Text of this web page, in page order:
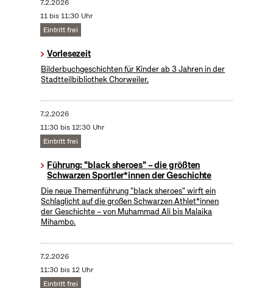
7.2.2026
11 bis 11:30 Uhr
Eintritt frei
Vorlesezeit
Bilderbuchgeschichten für Kinder ab 3 Jahren in der
Stadtteilbibliothek Chorweiler.
7.2.2026
11:30 bis 12:30 Uhr
Eintritt frei
Führung: "black sheroes" – die größten
Schwarzen Sportler*innen der Geschichte
Die neue Themenführung "black sheroes" wirft ein
Schlaglicht auf die großen Schwarzen Athlet*innen
der Geschichte – von Muhammad Ali bis Malaika
Mihambo.
7.2.2026
11:30 bis 12 Uhr
Eintritt frei